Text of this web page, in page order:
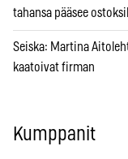
tahansa pääsee
Seiska: Martina
kaatoivat firman
Kumppanit